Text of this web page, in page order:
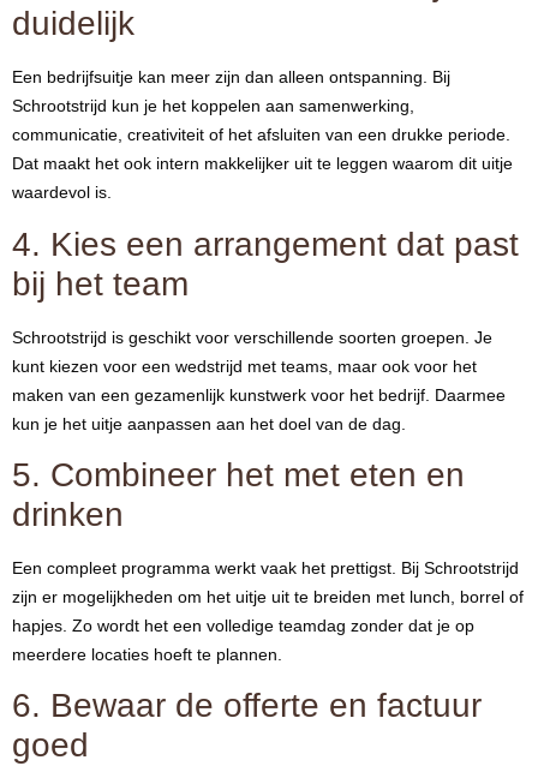
duidelijk
Een bedrijfsuitje kan meer zijn dan alleen ontspanning. Bij
Schrootstrijd kun je het koppelen aan samenwerking,
communicatie, creativiteit of het afsluiten van een drukke periode.
Dat maakt het ook intern makkelijker uit te leggen waarom dit uitje
waardevol is.
4. Kies een arrangement dat past
bij het team
Schrootstrijd is geschikt voor verschillende soorten groepen. Je
kunt kiezen voor een wedstrijd met teams, maar ook voor het
maken van een gezamenlijk kunstwerk voor het bedrijf. Daarmee
kun je het uitje aanpassen aan het doel van de dag.
5. Combineer het met eten en
drinken
Een compleet programma werkt vaak het prettigst. Bij Schrootstrijd
zijn er mogelijkheden om het uitje uit te breiden met lunch, borrel of
hapjes. Zo wordt het een volledige teamdag zonder dat je op
meerdere locaties hoeft te plannen.
6. Bewaar de offerte en factuur
goed